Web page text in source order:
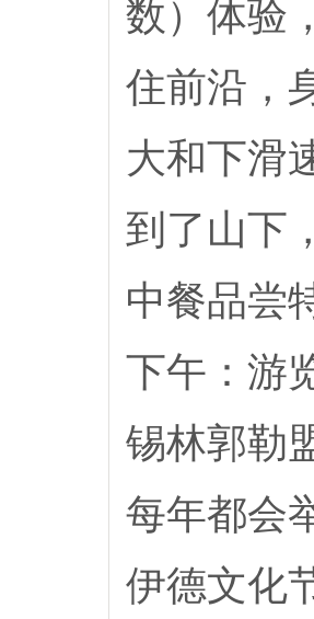
数）体验
住前沿，
大和下滑
到了山下
中餐品尝
下午：游
锡林郭勒
每年都会
伊德文化